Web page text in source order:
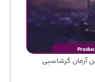
آرمان گرشاسبی